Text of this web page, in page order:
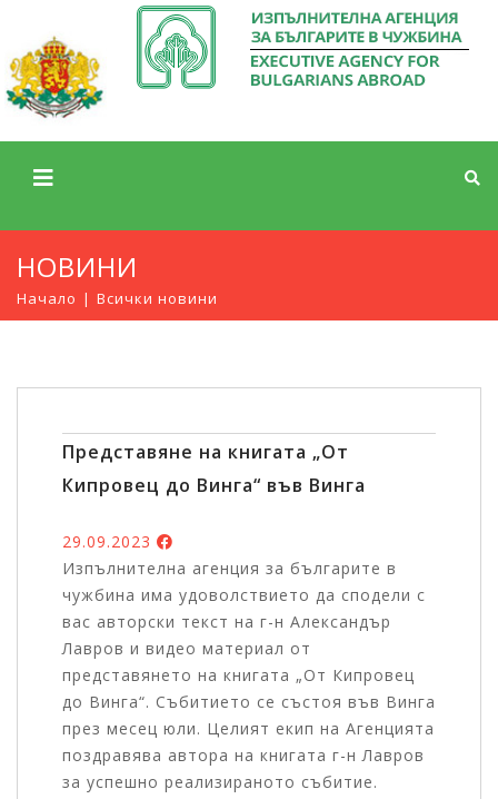
НОВИНИ
Начало Всички новини
Представяне на книгата „От
Кипровец до Винга“ във Винга
29.09.2023
Изпълнителна агенция за българите в
чужбина има удоволствието да сподели с
вас авторски текст на г-н Александър
Лавров и видео материал от
представянето на книгата „От Кипровец
до Винга“. Събитието се състоя във Винга
през месец юли. Целият екип на Агенцията
поздравява автора на книгата г-н Лавров
за успешно реализираното събитие.